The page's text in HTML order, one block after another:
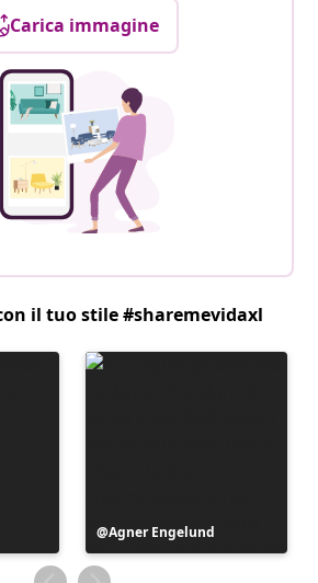
Carica immagine
il tuo stile #sharemevidaxl
Post
pubblicato
da
Agner Engelund